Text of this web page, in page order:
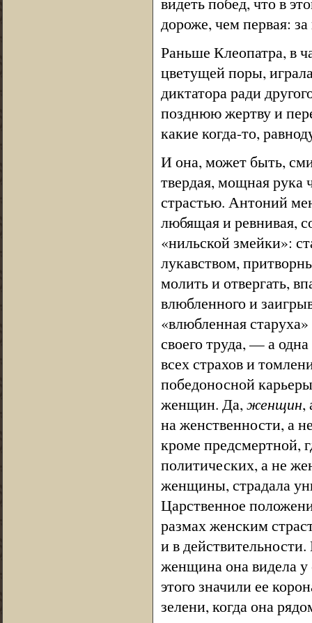
дороже, чем первая:
Раньше Клеопатра, в
цветущей поры,
диктатора ради
позднюю жертву и
какие когда-то,
И она, может быть,
твердая, мощная рука
страстью. Антоний
любящая и ревнивая,
«нильской змейки»:
лукавством,
молить и отвергать,
влюбленного и
«влюбленная
своего труда, — а
всех страхов и
победоносной
женщин. Да, женщин,
на женственности, а
кроме предсмертной,
политических, а не
женщины, страдала
Царственное
размах женским
и в
женщина она видела у
этого значили ее
зелени, когда она